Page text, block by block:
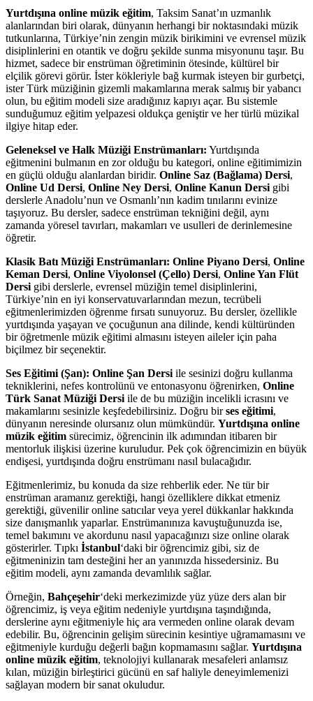
Yurtdışına online müzik eğitim, Taksim Sanat’ın uzmanlık
alanlarından biri olarak, dünyanın herhangi bir noktasındaki müzik
tutkunlarına, Türkiye’nin zengin müzik birikimini ve evrensel müzik
disiplinlerini en otantik ve doğru şekilde sunma misyonunu taşır. Bu
hizmet, sadece bir enstrüman öğretiminin ötesinde, kültürel bir
elçilik görevi görür. İster kökleriyle bağ kurmak isteyen bir gurbetçi,
ister Türk müziğinin gizemli makamlarına merak salmış bir yabancı
olun, bu eğitim modeli size aradığınız kapıyı açar. Bu sistemle
sunduğumuz eğitim yelpazesi oldukça geniştir ve her türlü müzikal
ilgiye hitap eder.
Geleneksel ve Halk Müziği Enstrümanları: Yurtdışında
eğitmenini bulmanın en zor olduğu bu kategori, online eğitimimizin
en güçlü olduğu alanlardan biridir. Online Saz (Bağlama) Dersi,
Online Ud Dersi, Online Ney Dersi, Online Kanun Dersi gibi
derslerle Anadolu’nun ve Osmanlı’nın kadim tınılarını evinize
taşıyoruz. Bu dersler, sadece enstrüman tekniğini değil, aynı
zamanda yöresel tavırları, makamları ve usulleri de derinlemesine
öğretir.
Klasik Batı Müziği Enstrümanları: Online Piyano Dersi, Online
Keman Dersi, Online Viyolonsel (Çello) Dersi, Online Yan Flüt
Dersi gibi derslerle, evrensel müziğin temel disiplinlerini,
Türkiye’nin en iyi konservatuvarlarından mezun, tecrübeli
eğitmenlerimizden öğrenme fırsatı sunuyoruz. Bu dersler, özellikle
yurtdışında yaşayan ve çocuğunun ana dilinde, kendi kültüründen
bir öğretmenle müzik eğitimi almasını isteyen aileler için paha
biçilmez bir seçenektir.
Ses Eğitimi (Şan): Online Şan Dersi ile sesinizi doğru kullanma
tekniklerini, nefes kontrolünü ve entonasyonu öğrenirken, Online
Türk Sanat Müziği Dersi ile de bu müziğin incelikli icrasını ve
makamlarını sesinizle keşfedebilirsiniz. Doğru birses eğitimi,
dünyanın neresinde olursanız olun mümkündür. Yurtdışına online
müzik eğitim sürecimiz, öğrencinin ilk adımından itibaren bir
mentorluk ilişkisi üzerine kuruludur. Pek çok öğrencimizin en büyük
endişesi, yurtdışında doğru enstrümanı nasıl bulacağıdır.
Eğitmenlerimiz, bu konuda da size rehberlik eder. Ne tür bir
enstrüman aramanız gerektiği, hangi özelliklere dikkat etmeniz
gerektiği, güvenilir online satıcılar veya yerel dükkanlar hakkında
size danışmanlık yaparlar. Enstrümanınıza kavuştuğunuzda ise,
temel bakımını ve akordunu nasıl yapacağınızı size online olarak
gösterirler. Tıpkı İstanbul‘daki bir öğrencimiz gibi, siz de
eğitmeninizin tam desteğini her an yanınızda hissedersiniz. Bu
eğitim modeli, aynı zamanda devamlılık sağlar.
Örneğin, Bahçeşehir‘deki merkezimizde yüz yüze ders alan bir
öğrencimiz, iş veya eğitim nedeniyle yurtdışına taşındığında,
derslerine aynı eğitmeniyle hiç ara vermeden online olarak devam
edebilir. Bu, öğrencinin gelişim sürecinin kesintiye uğramamasını ve
eğitmeniyle kurduğu değerli bağın kopmamasını sağlar. Yurtdışına
online müzik eğitim, teknolojiyi kullanarak mesafeleri anlamsız
kılan, müziğin birleştirici gücünü en saf haliyle deneyimlemenizi
sağlayan modern bir sanat okuludur.